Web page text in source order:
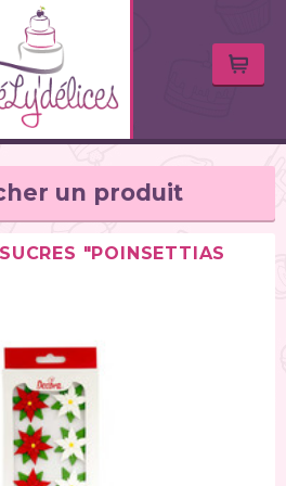
un produit
(67)
(38)
(36)
"POINSETTIAS